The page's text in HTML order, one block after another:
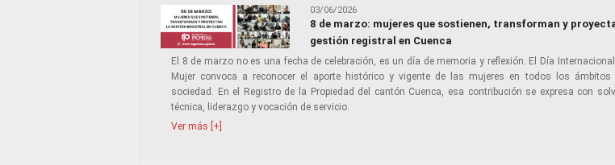
03/06/2026
8 de marzo: mujeres que sostienen, transforman y
gestión registral en Cuenca
El 8 de marzo no es una fecha de celebración, es un día de memoria y reflexión. El Día
Mujer convoca a reconocer el aporte histórico y vigente de las mujeres en todos los ámbitos
sociedad. En el Registro de la Propiedad del cantón Cuenca, esa contribución se expresa con
técnica, liderazgo y vocación de servicio.
Ver más [+]